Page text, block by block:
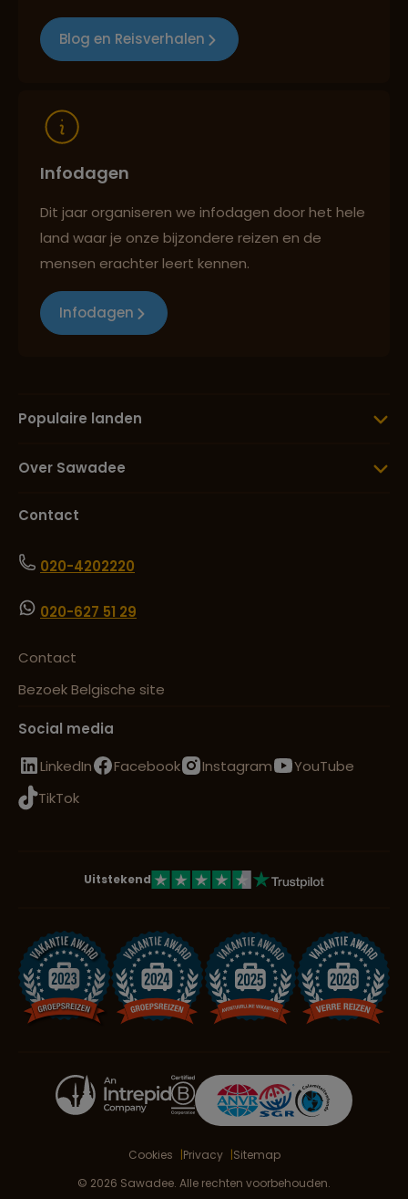
Blog en Reisverhalen
Infodagen
Dit jaar organiseren we infodagen door het hele
land waar je onze bijzondere reizen en de
mensen erachter leert kennen.
Infodagen
Populaire landen
Over Sawadee
Contact
020-4202220
020-627 51 29
Contact
Bezoek Belgische site
Social media
LinkedIn
Facebook Instagram
YouTube
TikTok
Uitstekend
Cookies Privacy
Sitemap
© 2026 Sawadee. Alle rechten voorbehouden.